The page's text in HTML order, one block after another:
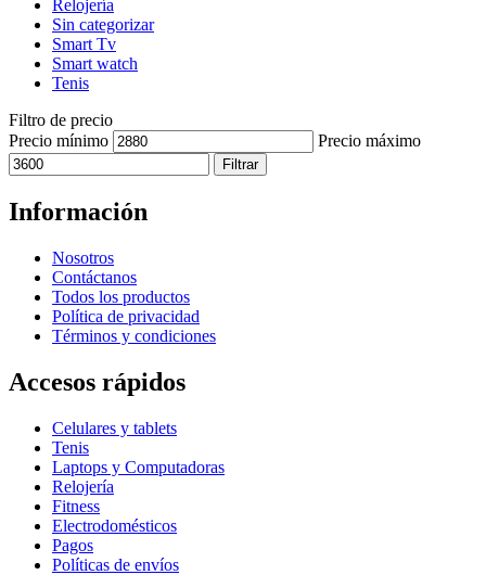
Relojería
Sin categorizar
Smart Tv
Smart watch
Tenis
Filtro de precio
Precio mínimo
Precio máximo
Filtrar
Información
Nosotros
Contáctanos
Todos los productos
Política de privacidad
Términos y condiciones
Accesos rápidos
Celulares y tablets
Tenis
Laptops y Computadoras
Relojería
Fitness
Electrodomésticos
Pagos
Políticas de envíos